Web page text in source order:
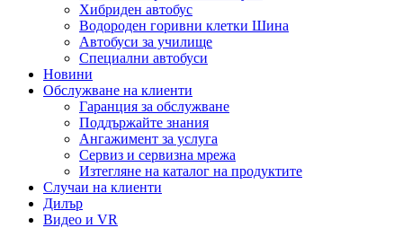
Хибриден автобус
Водороден горивни клетки Шина
Автобуси за училище
Специални автобуси
Новини
Обслужване на клиенти
Гаранция за обслужване
Поддържайте знания
Ангажимент за услуга
Сервиз и сервизна мрежа
Изтегляне на каталог на продуктите
Случаи на клиенти
Дилър
Видео и VR